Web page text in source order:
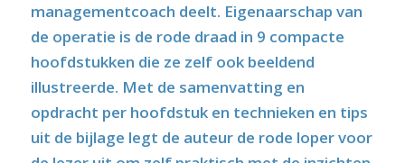
managementcoach deelt. Eigenaarschap van
de operatie is de rode draad in 9 compacte
hoofdstukken die ze zelf ook beeldend
illustreerde. Met de samenvatting en
opdracht per hoofdstuk en technieken en tips
uit de bijlage legt de auteur de rode loper voor